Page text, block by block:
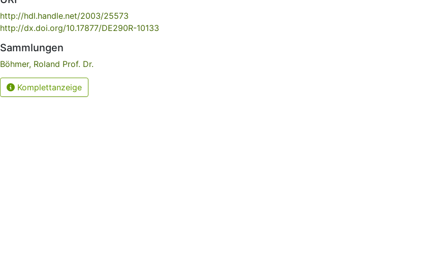
http://hdl.handle.net/2003/25573
http://dx.doi.org/10.17877/DE290R-10133
Sammlungen
Böhmer, Roland Prof. Dr.
Komplettanzeige